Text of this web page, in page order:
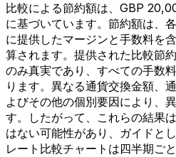
比較による節約額は、GBP
に基づいています。節約額は、
に提供したマージンと手数料を
算されます。提供された比較節
のみ真実であり、すべての手数
ります。異なる通貨交換金額、
よびその他の個別要因により、
す。したがって、これらの結果
はない可能性があり、ガイドと
レート比較チャートは四半期ご